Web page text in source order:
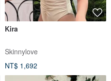
Kira
Skinnylove
NT$ 1,692